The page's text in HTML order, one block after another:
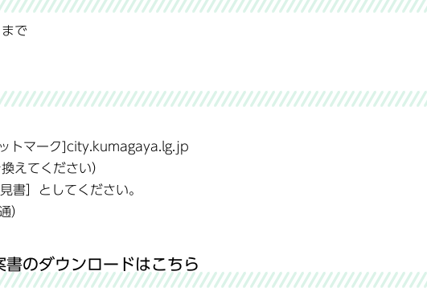
で
トマーク]city.kumagaya.lg.jp
えてください）
書］としてください。
）
書のダウンロードはこちら